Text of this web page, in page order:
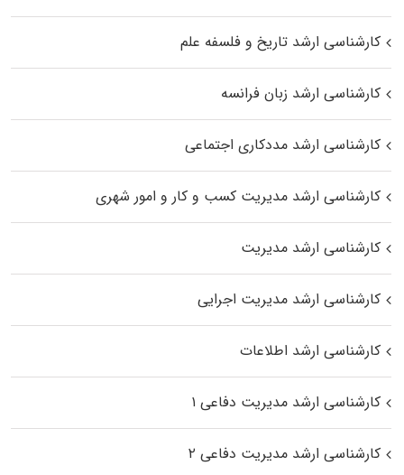
کارشناسی ارشد تاریخ و فلسفه علم
کارشناسی ارشد زبان فرانسه
کارشناسی ارشد مددکاری اجتماعی
کارشناسی ارشد مدیریت کسب و کار و امور شهری
کارشناسی ارشد مدیریت
کارشناسی ارشد مدیریت اجرایی
کارشناسی ارشد اطلاعات
کارشناسی ارشد مدیریت دفاعی ۱
کارشناسی ارشد مدیریت دفاعی ۲